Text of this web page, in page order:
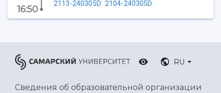
Умный дом бабочек
Официальные документы
16:50
2113-240305D 2104-240305D
RU
Сведения об образовательной организации